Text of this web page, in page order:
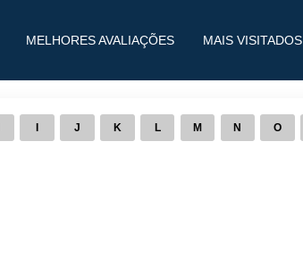
MELHORES AVALIAÇÕES MAIS VISITADOS
J K L M N O